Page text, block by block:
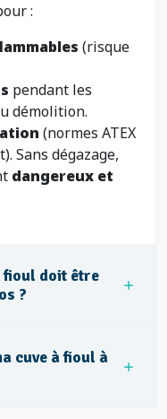
:
(risque
pendant les
démolition.
(normes ATEX
Sans dégazage,
dangereux et
fioul doit être
?
cuve à fioul à